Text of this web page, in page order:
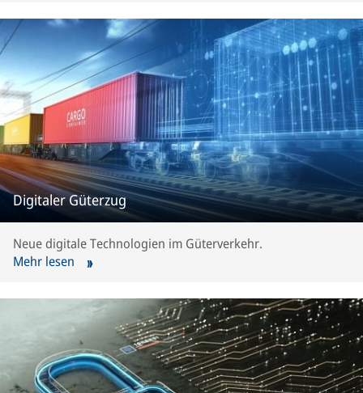
Digitaler Güterzug
Neue digitale Technologien im Güterverkehr.
Mehr lesen